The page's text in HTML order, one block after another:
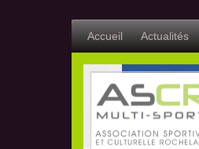
Accueil Actualités